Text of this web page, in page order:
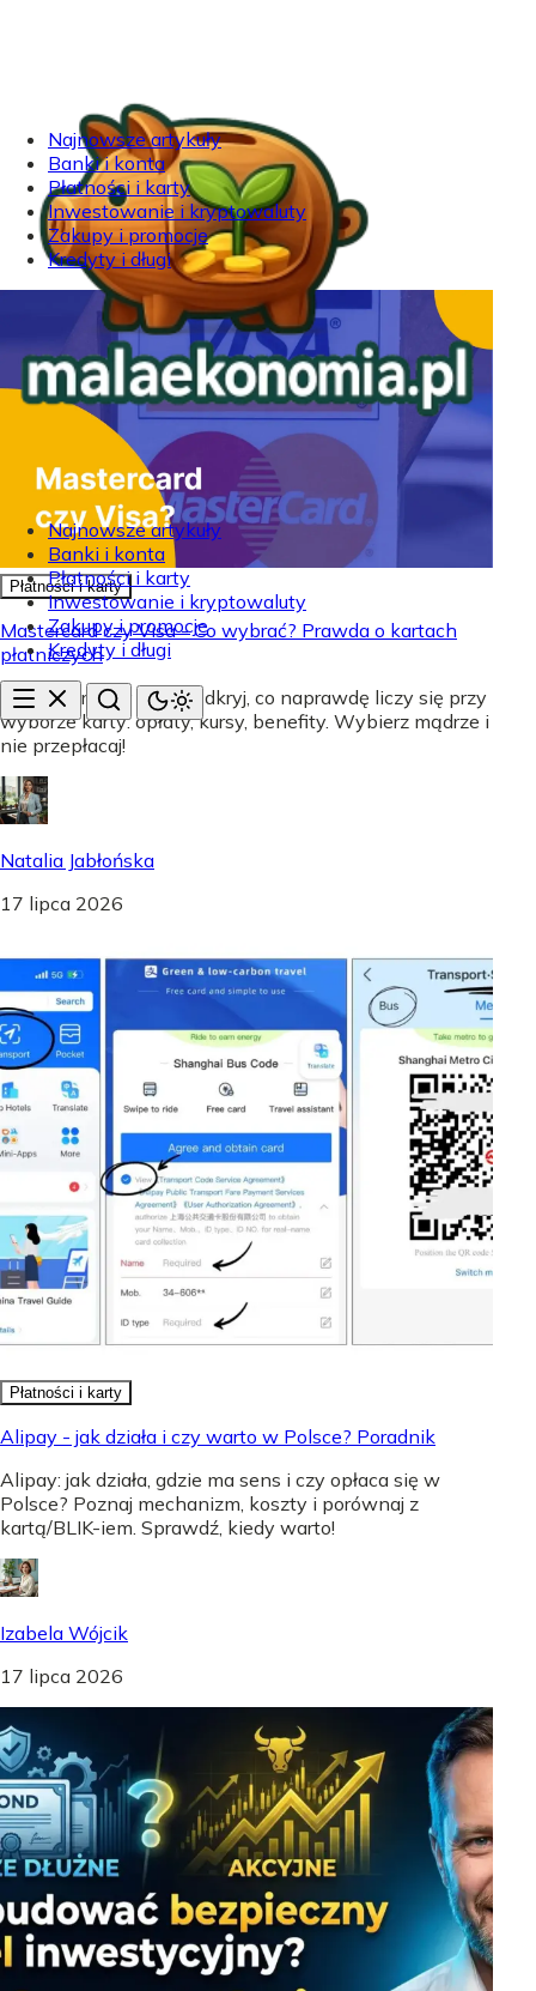
Najnowsze artykuły
Banki i konta
Płatności i karty
Inwestowanie i kryptowaluty
Zakupy i promocje
Kredyty i długi
Najnowsze artykuły
Banki i konta
Płatności i karty
Inwestowanie i kryptowaluty
Zakupy i promocje
Kredyty i długi
Płatności i karty
Mastercard czy Visa - Co wybrać? Prawda o kartach
płatniczych
Mastercard czy Visa? Odkryj, co naprawdę liczy się przy
wyborze karty: opłaty, kursy, benefity. Wybierz mądrze i
nie przepłacaj!
Natalia Jabłońska
17 lipca 2026
Płatności i karty
Alipay - jak działa i czy warto w Polsce? Poradnik
Alipay: jak działa, gdzie ma sens i czy opłaca się w
Polsce? Poznaj mechanizm, koszty i porównaj z
kartą/BLIK-iem. Sprawdź, kiedy warto!
Izabela Wójcik
17 lipca 2026